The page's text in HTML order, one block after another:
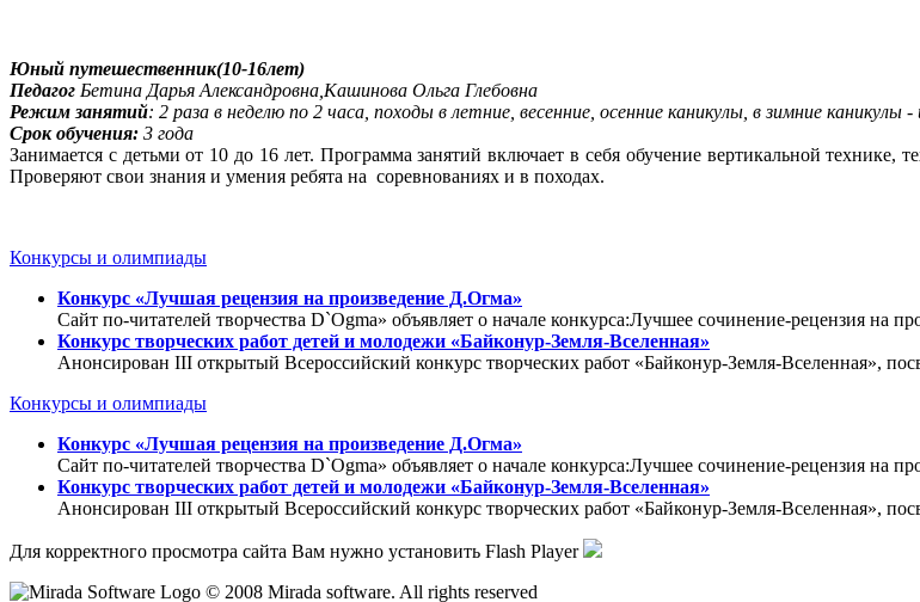
Юный путешественник(10-16лет)
Педагог Бетина Дарья Александровна,Кашинова Ольга Глебовна
Режим занятий: 2 раза в неделю по 2 часа, походы в летние, весенние, осенние каникулы, в зимние каникулы
Срок обучения: 3 года
Занимается с детьми от 10 до 16 лет. Программа занятий включает в себя обучение вертикальной
Проверяют свои знания и умения ребята на соревнованиях и в походах.
Конкурсы и олимпиады
Конкурс «Лучшая рецензия на произведение Д.Огма»
Сайт по-читателей творчества D`Ogma» объявляет о начале конкурса:Лучшее сочинение-рецензия на
Конкурс творческих работ детей и молодежи «Байконур-Земля-Вселенная»
Анонсирован III открытый Всероссийский конкурс творческих работ «Байконур-Земля-Вселенная»,
Конкурсы и олимпиады
Конкурс «Лучшая рецензия на произведение Д.Огма»
Сайт по-читателей творчества D`Ogma» объявляет о начале конкурса:Лучшее сочинение-рецензия на
Конкурс творческих работ детей и молодежи «Байконур-Земля-Вселенная»
Анонсирован III открытый Всероссийский конкурс творческих работ «Байконур-Земля-Вселенная»,
Для корректного просмотра сайта Вам нужно установить Flash Player
© 2008 Mirada software. All rights reserved